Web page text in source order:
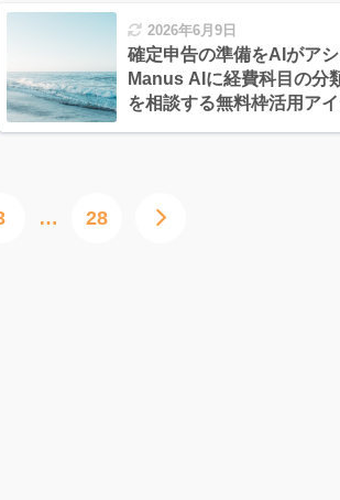
2026年6月9日
確定申告の準備をAIがア
Manus AIに経費科目の分
を相談する無料枠活用ア
… 28